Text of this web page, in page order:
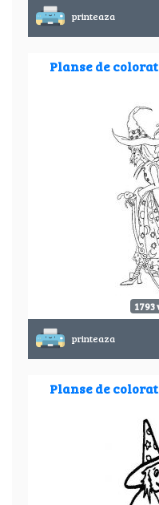
printeaza
Planse de
1793
printeaza
Planse de